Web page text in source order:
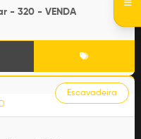
- 320 - VENDA
Escavadeira